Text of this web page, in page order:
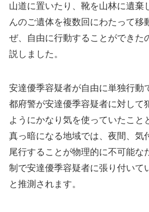
山道に置いたり、靴を山林に遺棄
んのご遺体を複数回にわたって移
ぜ、自由に行動することができた
説しました。
安達優季容疑者が自由に単独行動
都府警が安達優季容疑者に対して
ようにかなり気を使っていたこと
真っ暗になる地域では、夜間、気
尾行することが物理的に不可能な
制で安達優季容疑者に張り付いて
と推測されます。